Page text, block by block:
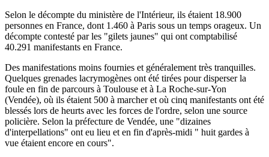
Selon le décompte du ministère de l'Intérieur, ils étaient 18.900
personnes en France, dont 1.460 à Paris sous un temps orageux. Un
décompte contesté par les "gilets jaunes" qui ont comptabilisé
40.291 manifestants en France.
Des manifestations moins fournies et généralement très tranquilles.
Quelques grenades lacrymogènes ont été tirées pour disperser la
foule en fin de parcours à Toulouse et à La Roche-sur-Yon
(Vendée), où ils étaient 500 à marcher et où cinq manifestants ont été
blessés lors de heurts avec les forces de l'ordre, selon une source
policière. Selon la préfecture de Vendée, une "dizaines
d'interpellations" ont eu lieu et en fin d'après-midi " huit gardes à
vue étaient encore en cours".